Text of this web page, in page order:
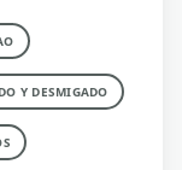
Y DESMIGADO